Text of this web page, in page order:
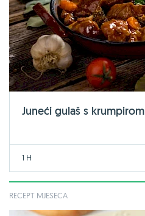
Juneći gulaš s krumpirom
1 H
RECEPT MJESECA